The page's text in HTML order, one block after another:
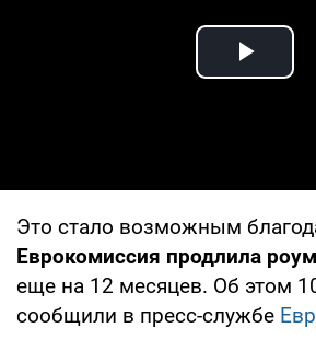
Play
Это стало возможным
Еврокомиссия продлила
еще на 12 месяцев. Об этом
сообщили в пресс-службе